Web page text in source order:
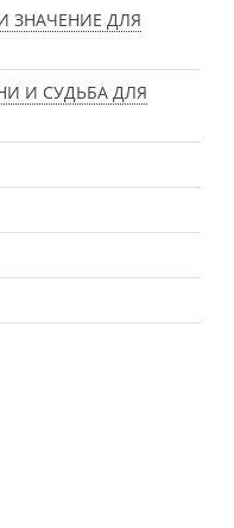
ЗНАЧЕНИЕ ДЛЯ
И СУДЬБА ДЛЯ